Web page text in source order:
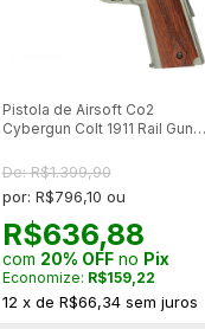
Pistola de Airsoft Co2
Cybergun Colt 1911 Rail Gun
Stainless - Mostruario
De: R$1.399,90
por: R$796,10 ou
R$636,88
com 20% OFFno Pix
Economize: R$159,22
12 x de R$66,34 sem juros